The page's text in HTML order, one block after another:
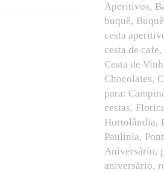
Aperitivos
buquê
cesta
cesta de cafe
Cesta de
Chocolates
para:
cestas
Hortolândia
Paulínia
Aniversário
aniversário